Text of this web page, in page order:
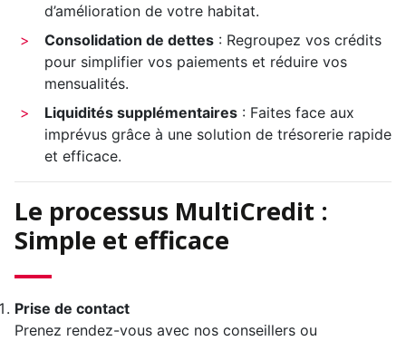
d’amélioration de votre habitat.
Consolidation de dettes : Regroupez vos crédits
pour simplifier vos paiements et réduire vos
mensualités.
Liquidités supplémentaires : Faites face aux
imprévus grâce à une solution de trésorerie rapide
et efficace.
Le processus MultiCredit :
Simple et efficace
Prise de contact
Prenez rendez-vous avec nos conseillers ou